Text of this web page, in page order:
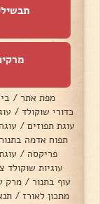
מפת אתר /
כדורי שוקולד /
עוגת תפוזים /
תפוח אדמה בתנור
פריקסה /
עוגיות שוקולד
עוף בתנור / מרק
מתכון לאורז /